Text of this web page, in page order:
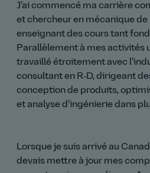
J’ai commencé ma carrière
et chercheur en mécanique de
enseignant des cours tant
Parallèlement à mes activités
travaillé étroitement avec
consultant en R‑D, dirigeant
conception de produits,
et analyse d’ingénierie dans
Lorsque je suis arrivé au
devais mettre à jour mes